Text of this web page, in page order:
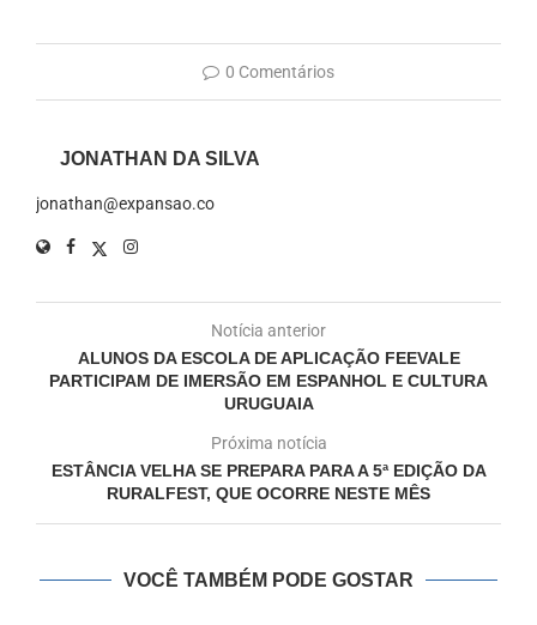
0 Comentários
JONATHAN DA SILVA
jonathan@expansao.co
Notícia anterior
ALUNOS DA ESCOLA DE APLICAÇÃO FEEVALE
PARTICIPAM DE IMERSÃO EM ESPANHOL E CULTURA
URUGUAIA
Próxima notícia
ESTÂNCIA VELHA SE PREPARA PARA A 5ª EDIÇÃO DA
RURALFEST, QUE OCORRE NESTE MÊS
VOCÊ TAMBÉM PODE GOSTAR